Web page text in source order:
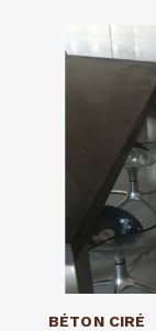
BÉTON CIRÉ